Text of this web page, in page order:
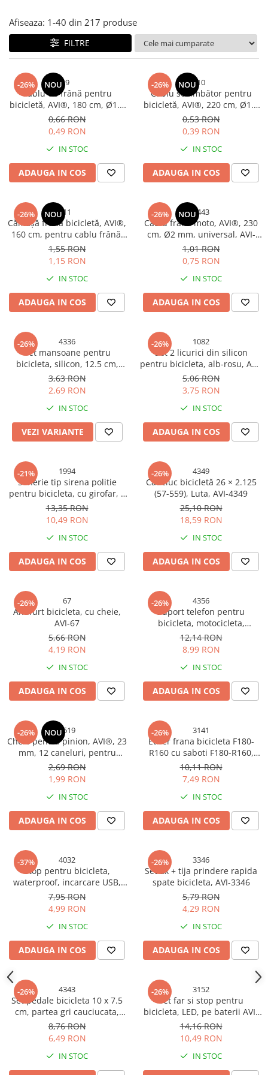
Manusi unica folosinta
Maturi, Mopuri si galeti
Cutii postale
Decoratiuni casa & sarbatori
Accesorii decorative
Mercerie
Iluminat & Electrice
Accesorii corpuri de iluminat
Accesorii prelungitoare
Aplice fatada
Aplice si plafoniere
Becuri
Cabluri electrice si conductori
Intrerupatoare
Lampi si veioze
Lustre si pendule
Prelungitoare
Prize
Insecticide & capcane
Kit-uri Smart Home si senzori
Pet shop
Zgarzi, lese si hamuri
Produse ingrijire incaltaminte si
accesorii
Accesorii baterii sanitare
Accesorii chiuvete
Baterii sanitare cu incalzire instant
Robineti
Sisteme filtrare instalatii
Sonerii electrice
Termometre Meteo
Spite si nipluri biciclete
Suporturi accesorii biciclete
Vulcanizare, petice si leviere
bicicleta
Afiseaza: 1-40 din 217 produse
FILTRE
-26% NOU 9
Cablu de frână pentru
bicicletă, AVI®, 180 cm, Ø1.5
mm, pentru frâne mecanice,
AVI-9
0,66 RON
0,49 RON
IN STOC
ADAUGA IN COS
-26% NOU10
Cablu schimbător pentru
bicicletă, AVI®, 220 cm, Ø1.2
mm, pentru transmisie
mecanică, AVI-10
0,53 RON
0,39 RON
IN STOC
ADAUGA IN COS
-26% NOU11
Cămașă frână bicicletă, AVI®,
160 cm, pentru cablu frână,
AVI-11
1,55 RON
1,15 RON
IN STOC
ADAUGA IN COS
-26% NOU1443
Cablu frână moto, AVI®, 230
cm, Ø2 mm, universal, AVI-
1443
1,01 RON
0,75 RON
IN STOC
ADAUGA IN COS
-26% 4336
Set mansoane pentru
bicicleta, silicon, 12.5 cm,
albastru, AVI-4336
3,63 RON
2,69 RON
IN STOC
VEZI VARIANTE
-26% 1082
Set 2 licurici din silicon
pentru bicicleta, alb-rosu, AVI-
1082
5,06 RON
3,75 RON
IN STOC
ADAUGA IN COS
-21% 1994
Sonerie tip sirena politie
pentru bicicleta, cu girofar, 4
melodii, 6 LED-uri, controler,
fixare ghidon
13,35 RON
10,49 RON
IN STOC
ADAUGA IN COS
-26% 4349
Cauciuc bicicletă 26 × 2.125
(57-559), Luta, AVI-4349
25,10 RON
18,59 RON
IN STOC
ADAUGA IN COS
-26% 67
Antifurt bicicleta, cu cheie,
AVI-67
5,66 RON
4,19 RON
IN STOC
ADAUGA IN COS
-26% 4356
Suport telefon pentru
bicicleta, motocicleta,
carucioare, 4.7"-6.5", cu
autofixare rapida, AVI-4356
12,14 RON
8,99 RON
IN STOC
ADAUGA IN COS
-26% NOU1519
Cheie pentru pinion, AVI®, 23
mm, 12 caneluri, pentru
demontare și montaj
pinioane, AVI-1519
2,69 RON
1,99 RON
IN STOC
ADAUGA IN COS
-26% 3141
Etrier frana bicicleta F180-
R160 cu saboti F180-R160,
AVI-3141
10,11 RON
7,49 RON
IN STOC
ADAUGA IN COS
-37% 4032
Stop pentru bicicleta,
waterproof, incarcare USB,
AVI-4032
7,95 RON
4,99 RON
IN STOC
ADAUGA IN COS
-26% 3346
Set ax + tija prindere rapida
spate bicicleta, AVI-3346
5,79 RON
4,29 RON
IN STOC
ADAUGA IN COS
-26% 4343
Set pedale bicicleta 10 x 7.5
cm, partea gri cauciucata,
catadioptri fata-spate, AVI-
4343
8,76 RON
6,49 RON
IN STOC
-26% 3152
Set far si stop pentru
bicicleta, LED, pe baterii AVI-
3152
14,16 RON
10,49 RON
IN STOC